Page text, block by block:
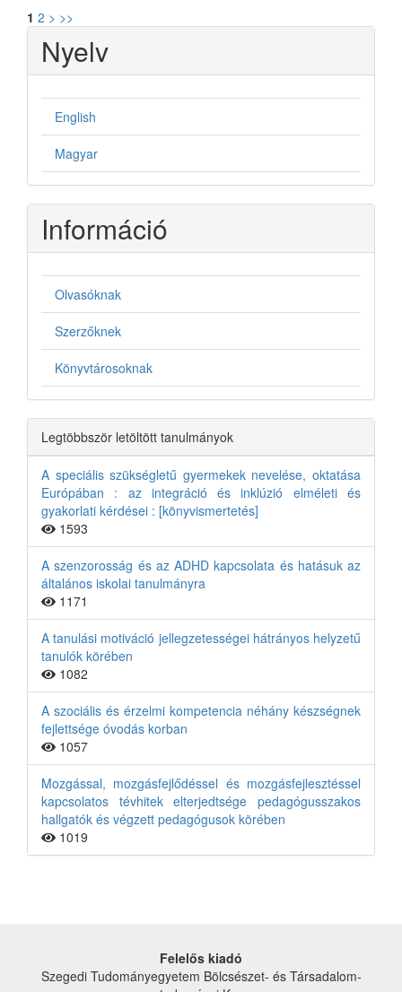
1 2 > >>
Nyelv
English
Magyar
Információ
Olvasóknak
Szerzőknek
Könyvtárosoknak
Legtöbbször letöltött tanulmányok
A speciális szükségletű gyermekek nevelése, oktatása
Európában : az integráció és inklúzió elméleti és
gyakorlati kérdései : [könyvismertetés]
1593
A szenzorosság és az ADHD kapcsolata és hatásuk az
általános iskolai tanulmányra
1171
A tanulási motiváció jellegzetességei hátrányos helyzetű
tanulók körében
1082
A szociális és érzelmi kompetencia néhány készségnek
fejlettsége óvodás korban
1057
Mozgással, mozgásfejlődéssel és mozgásfejlesztéssel
kapcsolatos tévhitek elterjedtsége pedagógusszakos
hallgatók és végzett pedagógusok körében
1019
Felelős kiadó
Szegedi Tudományegyetem Bölcsészet- és Társadalom­